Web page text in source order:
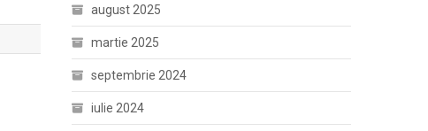
august 2025
martie 2025
septembrie 2024
iulie 2024